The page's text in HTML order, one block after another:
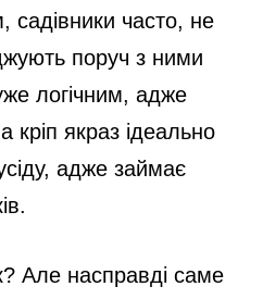
садівники часто, не
поруч з ними
логічним, адже
кріп якраз ідеально
адже займає
Але насправді саме